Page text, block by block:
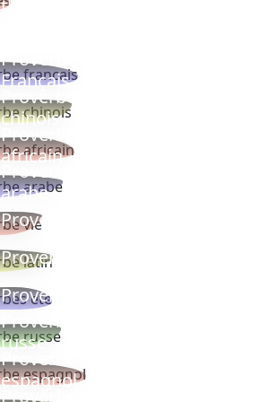
thèmes
Proverbe
Français
Proverbe
chinois
Proverbe
africain
Proverbe
arabe
Proverbe vie
Proverbe latin
Proverbes ete
Proverbe
russe
Proverbe
espagnol
Proverbe